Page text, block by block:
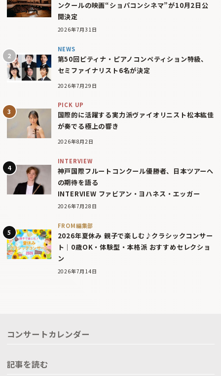
ンクールの映画“ショパコンシネマ”が10月2日公
開決定
2026年7月31日
NEWS
第50回ピティナ・ピアノコンペティション特級、
セミファイナリスト6名が決定
2026年7月29日
PICK UP
国際的に活躍する実力派ヴァイオリニスト松本紘佳
が奏でる極上の響き
2026年8月2日
INTERVIEW
神戸国際フルートコンクール優勝者、日本ツアーへ
の期待を語る
INTERVIEW ファビアン・ヨハネス・エッガー
2026年7月28日
FROM編集部
2026年夏休み 親子で楽しむ♪クラシックコンサー
ト｜0歳OK・体験型・本格派 おすすめセレクショ
ン
2026年7月14日
コンサートカレンダー
記事を読む